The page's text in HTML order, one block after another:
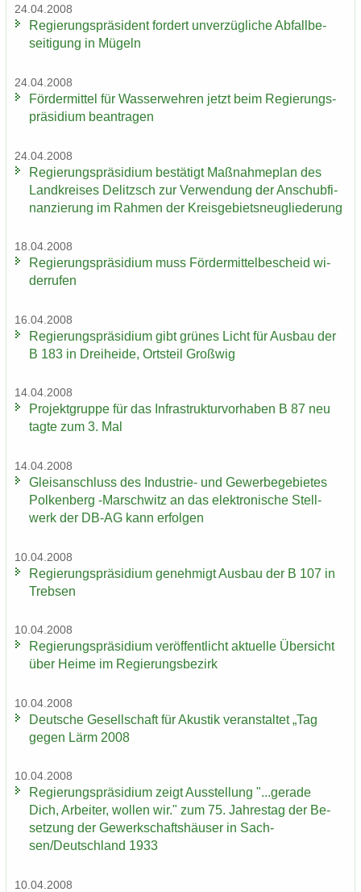
24.04.2008
Re­gie­rungs­prä­si­dent for­dert un­ver­züg­li­che Ab­fall­be­
sei­ti­gung in Mü­geln
24.04.2008
För­der­mit­tel für Was­ser­weh­ren jetzt beim Re­gie­rungs­
prä­si­di­um be­an­tra­gen
24.04.2008
Re­gie­rungs­prä­si­di­um be­stä­tigt Maß­nah­me­plan des
Land­krei­ses De­litzsch zur Ver­wen­dung der An­schub­fi­
nan­zie­rung im Rah­men der Kreis­ge­biets­neu­glie­de­rung
18.04.2008
Re­gie­rungs­prä­si­di­um muss För­der­mit­tel­be­scheid wi­
der­ru­fen
16.04.2008
Re­gie­rungs­prä­si­di­um gibt grü­nes Licht für Aus­bau der
B 183 in Drei­hei­de, Orts­teil Groß­wig
14.04.2008
Pro­jekt­grup­pe für das In­fra­struk­tur­vor­ha­ben B 87 neu
tagte zum 3. Mal
14.04.2008
Gleis­an­schluss des Industrie-​ und Ge­wer­be­ge­bie­tes
Pol­ken­berg -​Marschwitz an das elek­tro­ni­sche Stell­
werk der DB-AG kann er­fol­gen
10.04.2008
Re­gie­rungs­prä­si­di­um ge­neh­migt Aus­bau der B 107 in
Treb­sen
10.04.2008
Re­gie­rungs­prä­si­di­um ver­öf­fent­licht ak­tu­el­le Über­sicht
über Heime im Re­gie­rungs­be­zirk
10.04.2008
Deut­sche Ge­sell­schaft für Akus­tik ver­an­stal­tet „Tag
gegen Lärm 2008
10.04.2008
Re­gie­rungs­prä­si­di­um zeigt Aus­stel­lung "...ge­ra­de
Dich, Ar­bei­ter, wol­len wir." zum 75. Jah­res­tag der Be­
set­zung der Ge­werk­schafts­häu­ser in Sach­
sen/Deutsch­land 1933
10.04.2008